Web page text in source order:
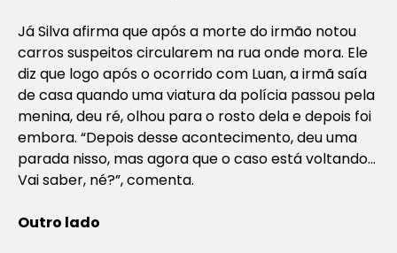
Já Silva afirma que após a morte do irmão notou
carros suspeitos circularem na rua onde mora. Ele
diz que logo após o ocorrido com Luan, a irmã saía
de casa quando uma viatura da polícia passou pela
menina, deu ré, olhou para o rosto dela e depois foi
embora. “Depois desse acontecimento, deu uma
parada nisso, mas agora que o caso está voltando…
Vai saber, né?”, comenta.
Outro lado